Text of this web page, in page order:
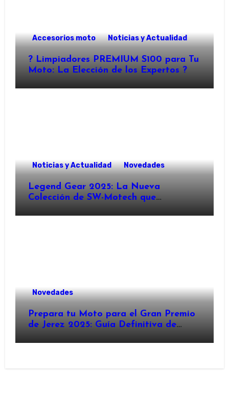
Accesorios moto Noticias y Actualidad
?️ Limpiadores PREMIUM S100 para Tu
Moto: La Elección de los Expertos ?
Noticias y Actualidad Novedades
Legend Gear 2025: La Nueva
Colección de SW-Motech que
Motocicletas ?️
Novedades
Prepara tu Moto para el Gran Premio
de Jerez 2025: Guía Definitiva de